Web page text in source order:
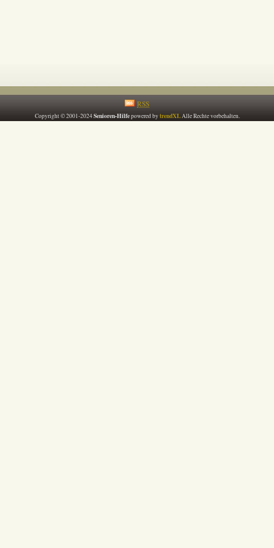
RSS
Copyright © 2001-2024Senioren-Hilfepowered bytrendXLAlle Rechte vorbehalten.